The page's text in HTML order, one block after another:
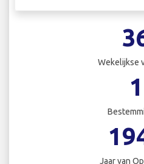
Wekelijkse
1
Jaar van